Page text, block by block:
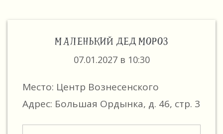
МАЛЕНЬКИЙ ДЕД МОРОЗ
07.01.2027 в 10:30
Место: Центр Вознесенского
Адрес: Большая Ордынка, д. 46, стр. 3